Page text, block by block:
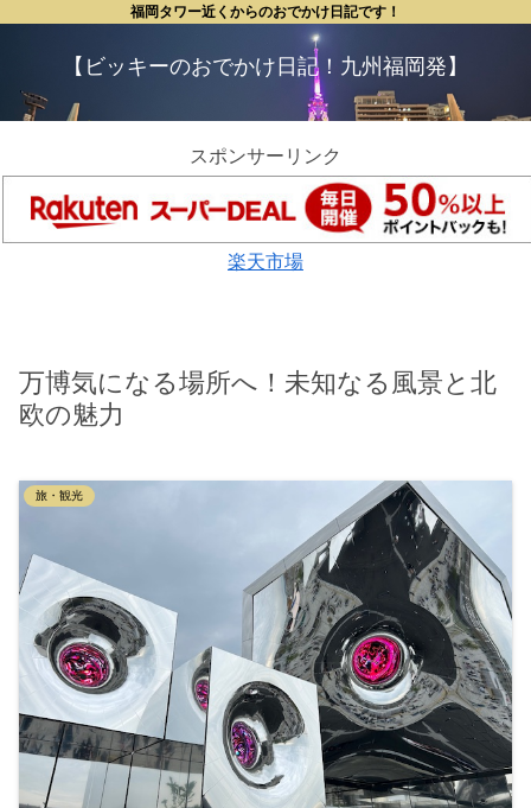
福岡タワー近くからのおでかけ日記です！
【ビッキーのおでかけ日記！九州福岡発】
スポンサーリンク
楽天市場
万博気になる場所へ！未知なる風景と北
欧の魅力
旅・観光